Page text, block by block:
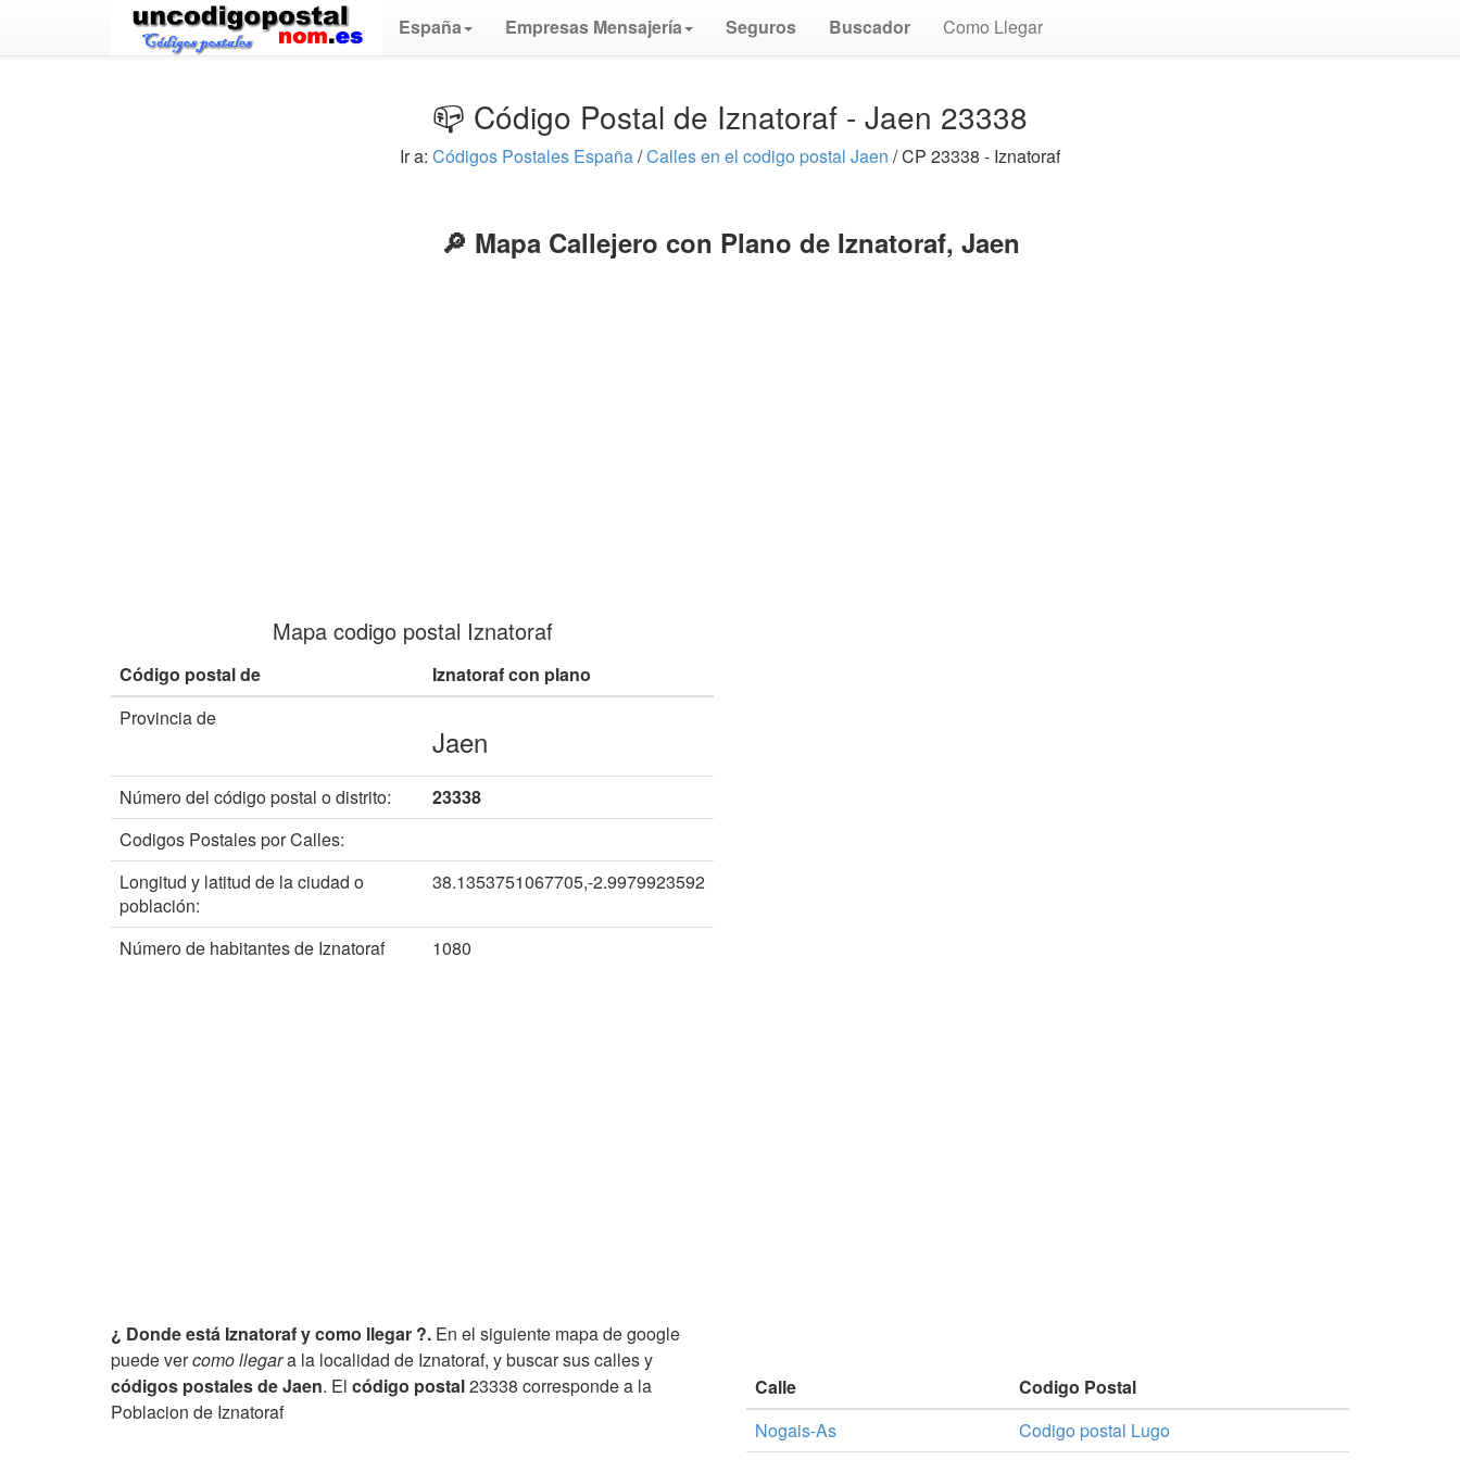
España Empresas Mensajería Seguros Buscador Como Llegar
📪 Código Postal de Iznatoraf - Jaen 23338
Ir a: Códigos Postales España/Calles en el codigo postal Jaen / CP 23338 - Iznatoraf
🔎 Mapa Callejero con Plano de Iznatoraf, Jaen
Mapa codigo postal Iznatoraf
Código postal de
Iznatoraf con plano
Provincia de
Jaen
Número del código postal o distrito:
23338
Codigos Postales por Calles:
Longitud y latitud de la ciudad o
población:
38.1353751067705,-2.9979923592
Número de habitantes de Iznatoraf 1080
¿ Donde está Iznatoraf y como llegar ?. En el siguiente mapa de google
puede vercomo llegara la localidad de Iznatoraf, y buscar sus calles y
códigos postales de Jaen. El código postal23338 corresponde a la
Poblacion de Iznatoraf
Calle
Codigo Postal
Nogais-As
Codigo postal Lugo